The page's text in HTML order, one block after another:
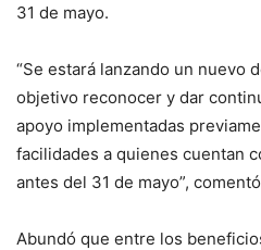
31 de mayo.
“Se estará lanzando un nuevo
objetivo reconocer y dar
apoyo implementadas
facilidades a quienes cuentan
antes del 31 de mayo”,
Abundó que entre los